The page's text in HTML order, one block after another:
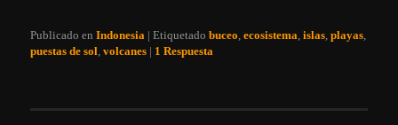
Publicado en Indonesia |Etiquetado buceo,ecosistema,islas,playas,
puestas de sol,volcanes | 1 Respuesta